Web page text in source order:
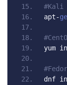
#Kali
apt-
yum
dnf